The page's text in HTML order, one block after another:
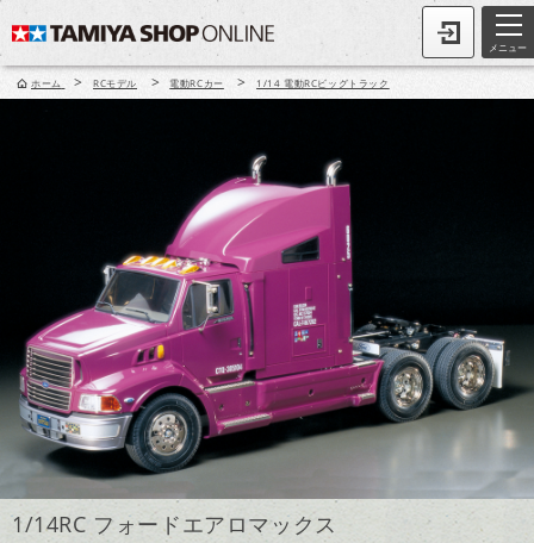
メニュー
ホーム > RCモデル > 電動RCカー > 1/14 電動RCビッグトラック
1/14RC フォードエアロマックス